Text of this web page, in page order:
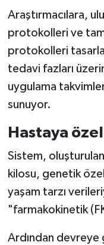
Araştırmacılara,
protokolleri ve
protokolleri
tedavi fazları
uygulama
sunuyor.
Hastaya
Sistem, oluşturulan
kilosu, genetik
yaşam tarzı
"farmakokinetik
Ardından